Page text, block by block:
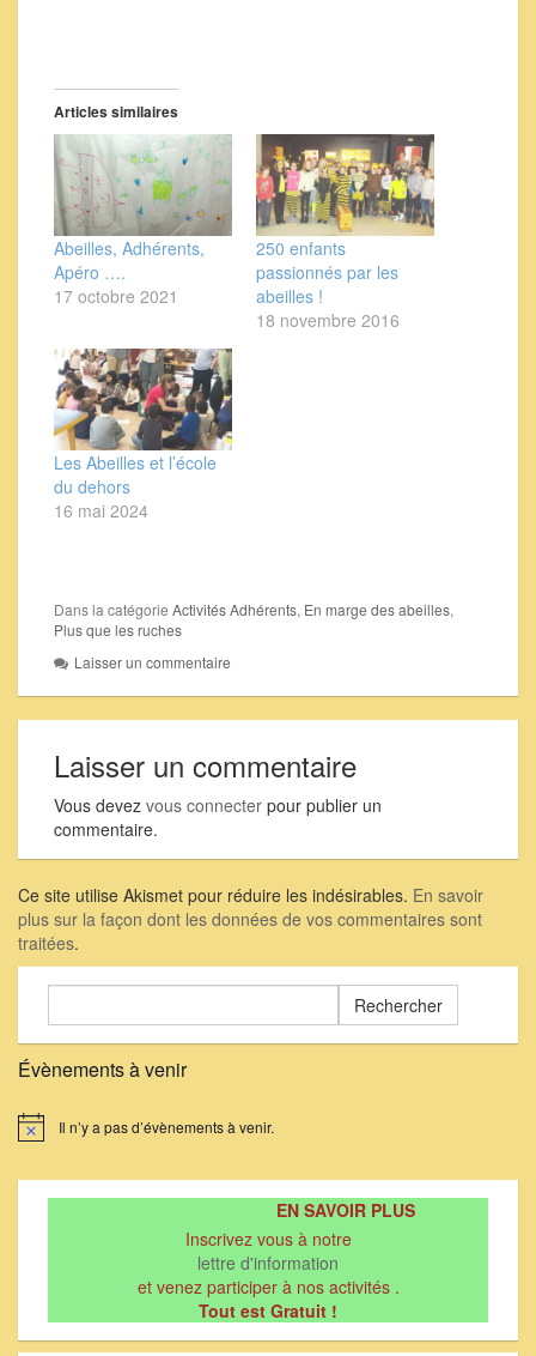
Articles similaires
Abeilles, Adhérents,
Apéro ….
17 octobre 2021
250 enfants
passionnés par les
abeilles !
18 novembre 2016
Les Abeilles et l’école
du dehors
16 mai 2024
Dans la catégorie Activités Adhérents, En marge des abeilles,
Plus que les ruches
Laisser un commentaire
Laisser un commentaire
Vous devez vous connecter pour publier un
commentaire.
Ce site utilise Akismet pour réduire les indésirables. En savoir
plus sur la façon dont les données de vos commentaires sont
traitées.
Évènements à venir
Notice Il n’y a pas d’évènements à venir.
EN SAVOIR PLUS
Inscrivez vous à notre
lettre d'information
et venez participer à nos activités .
Tout est Gratuit !